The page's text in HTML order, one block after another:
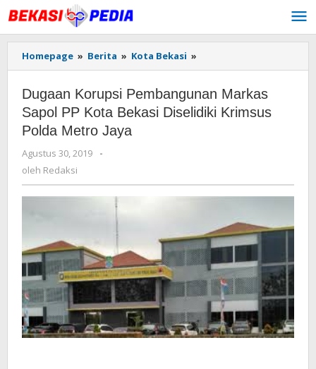
Lewati
ke
konten
Homepage » Berita » Kota Bekasi »
Korupsi
Markas
Sapol
Polda
Dugaan Korupsi Pembangunan Markas
Sapol PP Kota Bekasi Diselidiki Krimsus
Polda Metro Jaya
Agustus 30, 2019
oleh
-
oleh Redaksi